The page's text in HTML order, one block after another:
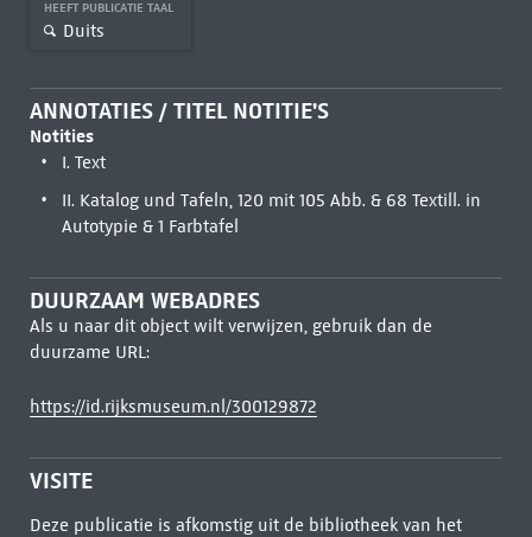
HEEFT PUBLICATIE TAAL
Duits
ANNOTATIES / TITEL NOTITIE'S
Notities
I. Text
II. Katalog und Tafeln, 120 mit 105 Abb. & 68 Textill. in
Autotypie & 1 Farbtafel
DUURZAAM WEBADRES
Als u naar dit object wilt verwijzen, gebruik dan de
duurzame URL:
https://id.rijksmuseum.nl/300129872
VISITE
Deze publicatie is afkomstig uit de bibliotheek van het